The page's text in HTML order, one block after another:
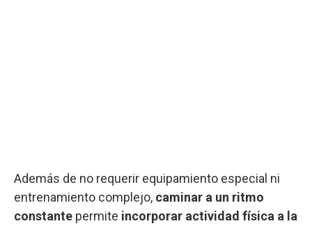
Además de no requerir equipamiento especial ni
entrenamiento complejo, caminar a un ritmo
constante permite incorporar actividad física a la